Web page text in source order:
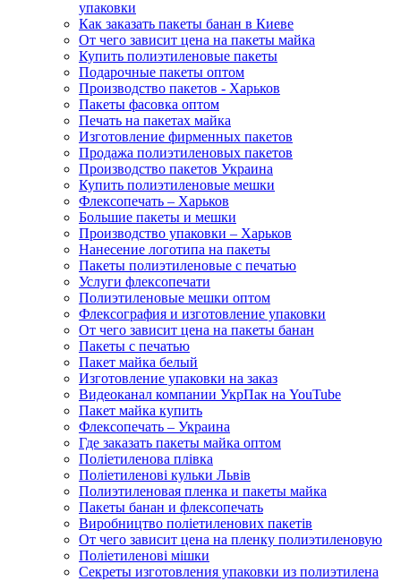
упаковки
Как заказать пакеты банан в Киеве
От чего зависит цена на пакеты майка
Купить полиэтиленовые пакеты
Подарочные пакеты оптом
Производство пакетов - Харьков
Пакеты фасовка оптом
Печать на пакетах майка
Изготовление фирменных пакетов
Продажа полиэтиленовых пакетов
Производство пакетов Украина
Купить полиэтиленовые мешки
Флексопечать – Харьков
Большие пакеты и мешки
Производство упаковки – Харьков
Нанесение логотипа на пакеты
Пакеты полиэтиленовые с печатью
Услуги флексопечати
Полиэтиленовые мешки оптом
Флексография и изготовление упаковки
От чего зависит цена на пакеты банан
Пакеты с печатью
Пакет майка белый
Изготовление упаковки на заказ
Видеоканал компании УкрПак на YouTube
Пакет майка купить
Флексопечать – Украина
Где заказать пакеты майка оптом
Поліетиленова плівка
Поліетиленові кульки Львів
Полиэтиленовая пленка и пакеты майка
Пакеты банан и флексопечать
Виробництво поліетиленових пакетів
От чего зависит цена на пленку полиэтиленовую
Поліетиленові мішки
Секреты изготовления упаковки из полиэтилена